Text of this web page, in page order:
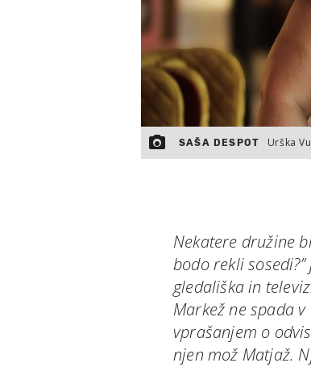
SAŠA DESPOT Urška
Nekatere družine
bodo rekli
gledališka in
Markež ne spada
vprašanjem o
njen mož Matjaž.